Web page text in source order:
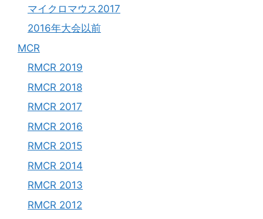
マイクロマウス2017
2016年大会以前
MCR
RMCR 2019
RMCR 2018
RMCR 2017
RMCR 2016
RMCR 2015
RMCR 2014
RMCR 2013
RMCR 2012